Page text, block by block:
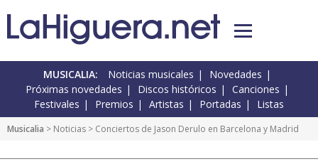
MUSICALIA: Noticias musicales
Novedades
Próximas novedades
Discos históricos
Canciones
Festivales
Premios Artistas Portadas Listas
Musicalia > Noticias > Conciertos de Jason Derulo en Barcelona y Madrid